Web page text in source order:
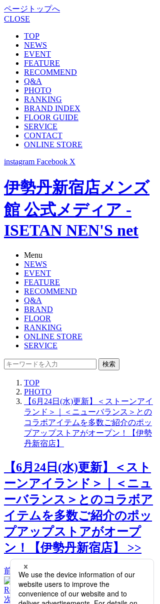
ページトップへ
CLOSE
TOP
NEWS
EVENT
FEATURE
RECOMMEND
Q&A
PHOTO
RANKING
BRAND INDEX
FLOOR GUIDE
SERVICE
CONTACT
ONLINE STORE
instagram Facebook X
伊勢丹新宿店メンズ
館 公式メディア -
ISETAN NEN'S net
Menu
NEWS
EVENT
FEATURE
RECOMMEND
Q&A
BRAND
FLOOR
RANKING
ONLINE STORE
SERVICE
検索
TOP
PHOTO
【6月24日(水)更新】＜ストーンアイ
ランド＞｜＜ニューバランス＞との
コラボアイテムを多数ご紹介のポッ
プアップストアがオープン！【伊勢
丹新宿店】
【6月24日(水)更新】＜スト
ーンアイランド＞｜＜ニュ
ーバランス＞とのコラボア
イテムを多数ご紹介のポッ
プアップストアがオープ
ン！【伊勢丹新宿店】 >>
前へ
次へ